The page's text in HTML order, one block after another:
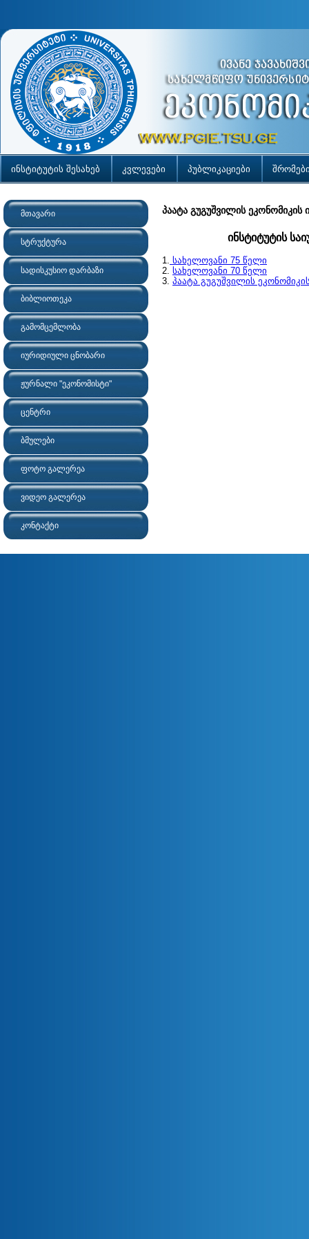
ინსტიტუტის შესახებ კვლევები პუბლიკაციები
მთავარი
სტრუქტურა
სადისკუსიო დარბაზი
ბიბლიოთეკა
გამომცემლობა
იურიდიული ცნობარი
ჟურნალი "ეკონომისტი"
ცენტრი
ბმულები
ფოტო გალერეა
ვიდეო გალერეა
კონტაქტი
პაატა გუგუშვილის ეკონომიკის
ინსტიტუტის
1. სახელოვანი 75 წელი
2. სახელოვანი 70 წელი
3. პაატა გუგუშვილის